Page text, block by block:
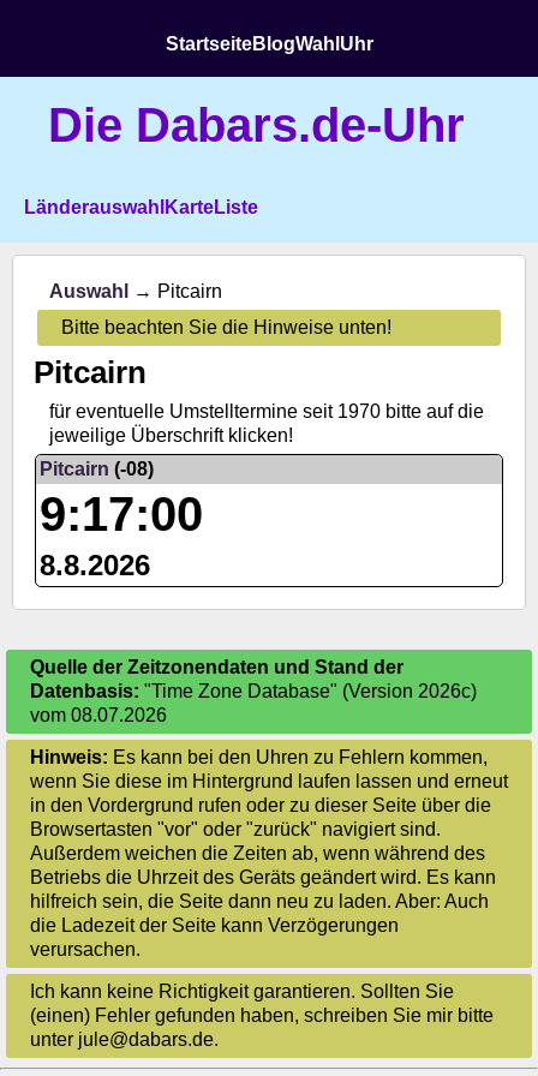
StartseiteBlogWahl Uhr
Die Dabars.de-Uhr
Länderauswahl KarteListe
Auswahl
→ Pitcairn
Bitte beachten Sie die Hinweise unten!
Pitcairn
für eventuelle Umstelltermine seit 1970 bitte auf die
jeweilige Überschrift klicken!
Pitcairn (-08)
9:17:00
8.8.2026
Quelle der Zeitzonendaten und Stand der
Datenbasis: "Time Zone Database" (Version 2026c)
vom 08.07.2026
Hinweis: Es kann bei den Uhren zu Fehlern kommen,
wenn Sie diese im Hintergrund laufen lassen und erneut
in den Vordergrund rufen oder zu dieser Seite über die
Browsertasten "vor" oder "zurück" navigiert sind.
Außerdem weichen die Zeiten ab, wenn während des
Betriebs die Uhrzeit des Geräts geändert wird. Es kann
hilfreich sein, die Seite dann neu zu laden. Aber: Auch
die Ladezeit der Seite kann Verzögerungen
verursachen.
Ich kann keine Richtigkeit garantieren. Sollten Sie
(einen) Fehler gefunden haben, schreiben Sie mir bitte
unter jule@dabars.de.